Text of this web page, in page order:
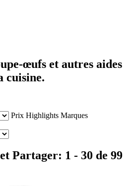
œufs et autres aides
cuisine.
Prix Highlights Marques
Partager: 1 - 30 de 99